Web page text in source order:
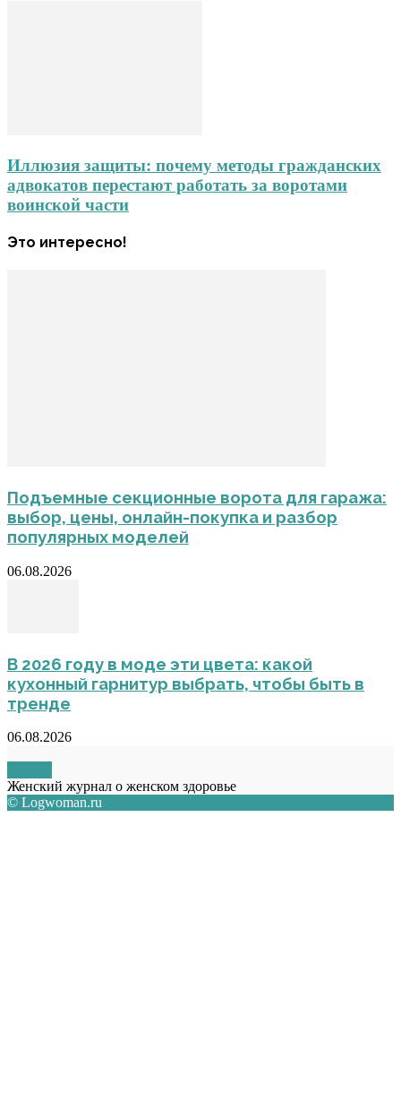
Иллюзия защиты: почему методы гражданских
адвокатов перестают работать за воротами
воинской части
Это интересно!
Подъемные секционные ворота для гаража:
выбор, цены, онлайн-покупка и разбор
популярных моделей
06.08.2026
В 2026 году в моде эти цвета: какой
кухонный гарнитур выбрать, чтобы быть в
тренде
06.08.2026
Женский журнал о женском здоровье
© Logwoman.ru